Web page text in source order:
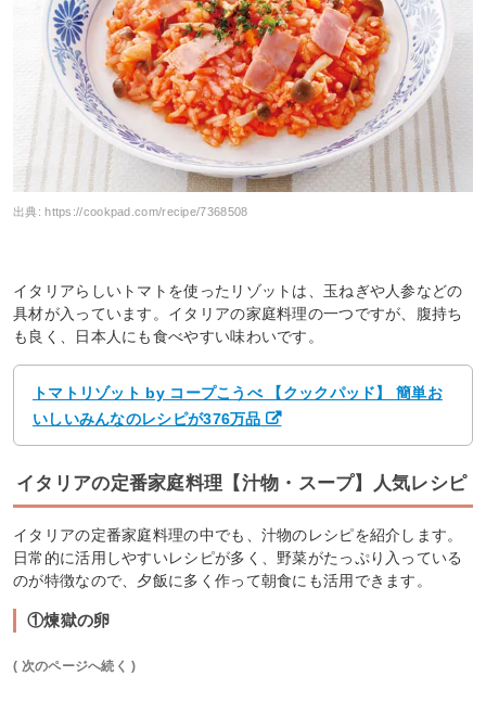
出典:https://cookpad.com/recipe/7368508
イタリアらしいトマトを使ったリゾットは、玉ねぎや人参などの
具材が入っています。イタリアの家庭料理の一つですが、腹持ち
も良く、日本人にも食べやすい味わいです。
トマトリゾット by コープこうべ 【クックパッド】 簡単お
いしいみんなのレシピが376万品
イタリアの定番家庭料理【汁物・スープ】人気レシピ
イタリアの定番家庭料理の中でも、汁物のレシピを紹介します。
日常的に活用しやすいレシピが多く、野菜がたっぷり入っている
のが特徴なので、夕飯に多く作って朝食にも活用できます。
①煉獄の卵
( 次のページへ続く )